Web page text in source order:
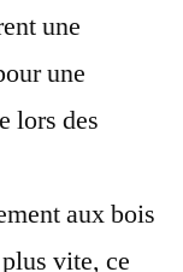
une
une
lors des
aux bois
vite, ce